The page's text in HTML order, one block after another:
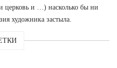
церковь и …) насколько бы ни
художника застыла.